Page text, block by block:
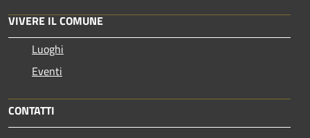
VIVERE IL COMUNE
Luoghi
Eventi
CONTATTI